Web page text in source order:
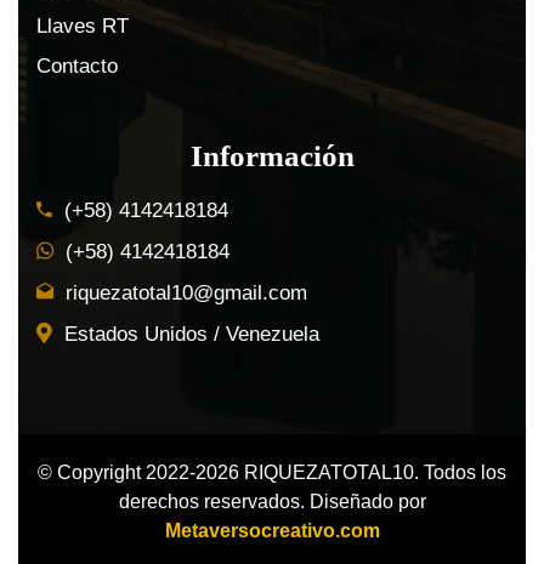
Llaves RT
Contacto
Información
(+58) 4142418184
(+58) 4142418184
riquezatotal10@gmail.com
Estados Unidos / Venezuela
© Copyright 2022-2026 RIQUEZATOTAL10. Todos los
derechos reservados. Diseñado por
Metaversocreativo.com